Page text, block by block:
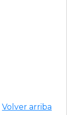
Volver arriba